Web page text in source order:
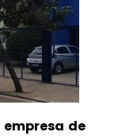
empresa de